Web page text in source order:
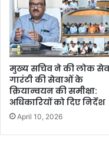
मुख्य सचिव ने की लोक
गारंटी की सेवाओं के
क्रियान्वयन की समीक्षा:
अधिकारियों को दिए निर्देश
April 10, 2026